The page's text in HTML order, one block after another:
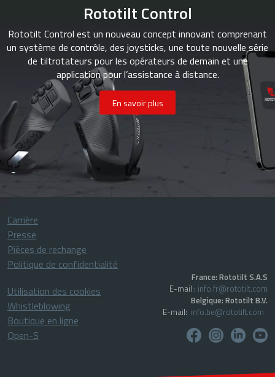
Rototilt Control
Rototilt Control est un nouveau concept innovant comprenant
un système de contrôle, des joysticks, une toute nouvelle série
de tiltrotateurs pour les opérateurs de demain et une
application pour l’assistance à distance.
En savoir plus
Carrière
Presse
Pièces de rechange
Politique de confidentialité
Utilisation des cookies
Whistleblowing
Boutique en ligne
Open-S
France: Rototilt S.A.S
E-mail : info.fr@rototilt.com
Belgique: Rototilt B.V.
E-mail: info.be@rototilt.com